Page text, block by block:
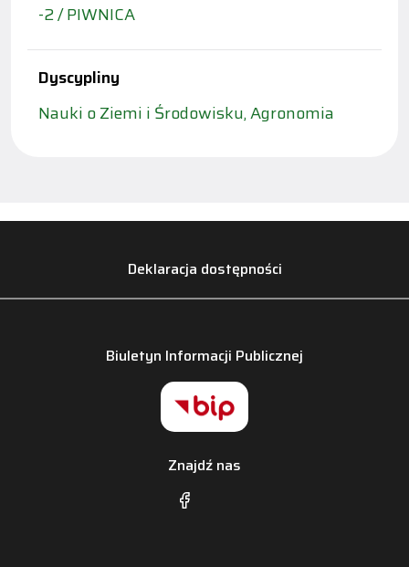
-2 / PIWNICA
Dyscypliny
Nauki o Ziemi i Środowisku, Agronomia
Deklaracja dostępności
Biuletyn Informacji Publicznej
Znajdź nas